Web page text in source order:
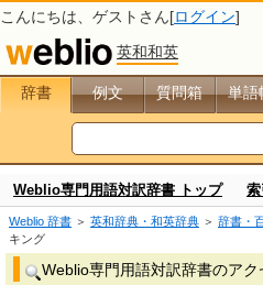
こんにちは、 ゲスト さん[ログイン]
英和和英
辞書 例文 質問箱 単語
Weblio専門用語対訳辞書 トップ 索
Weblio 辞書 ＞ 英和辞典・和英辞典 ＞ 辞書・
キング
Weblio専門用語対訳辞書のア